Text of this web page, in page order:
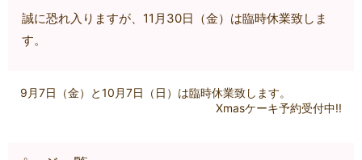
誠に恐れ入りますが、11月30日（金）は臨時休業致しま
す。
9月7日（金）と10月7日（日）は臨時休業致します。
Xmasケーキ予約受付中!!